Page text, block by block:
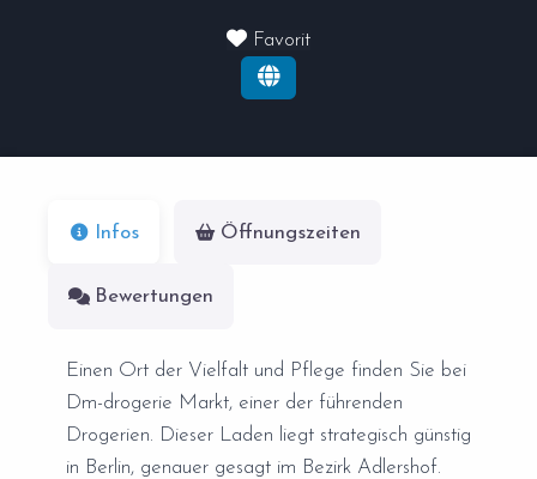
Favorit
Infos Öffnungszeiten
Bewertungen
Einen Ort der Vielfalt und Pflege finden Sie bei
Dm-drogerie Markt, einer der führenden
Drogerien. Dieser Laden liegt strategisch günstig
in Berlin, genauer gesagt im Bezirk Adlershof.